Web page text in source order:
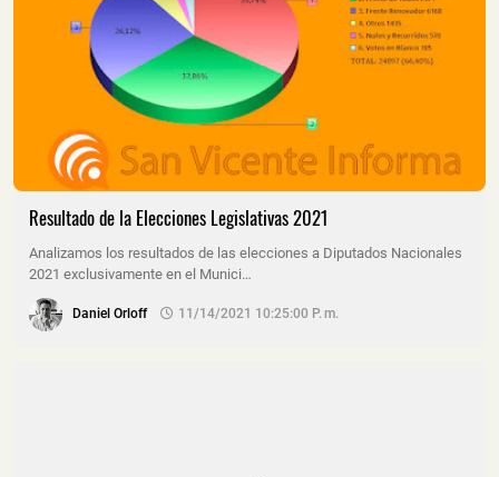
Resultado de la Elecciones Legislativas 2021
Analizamos los resultados de las elecciones a Diputados Nacionales
2021 exclusivamente en el Munici…
Daniel Orloff 11/14/2021 10:25:00 P. M.